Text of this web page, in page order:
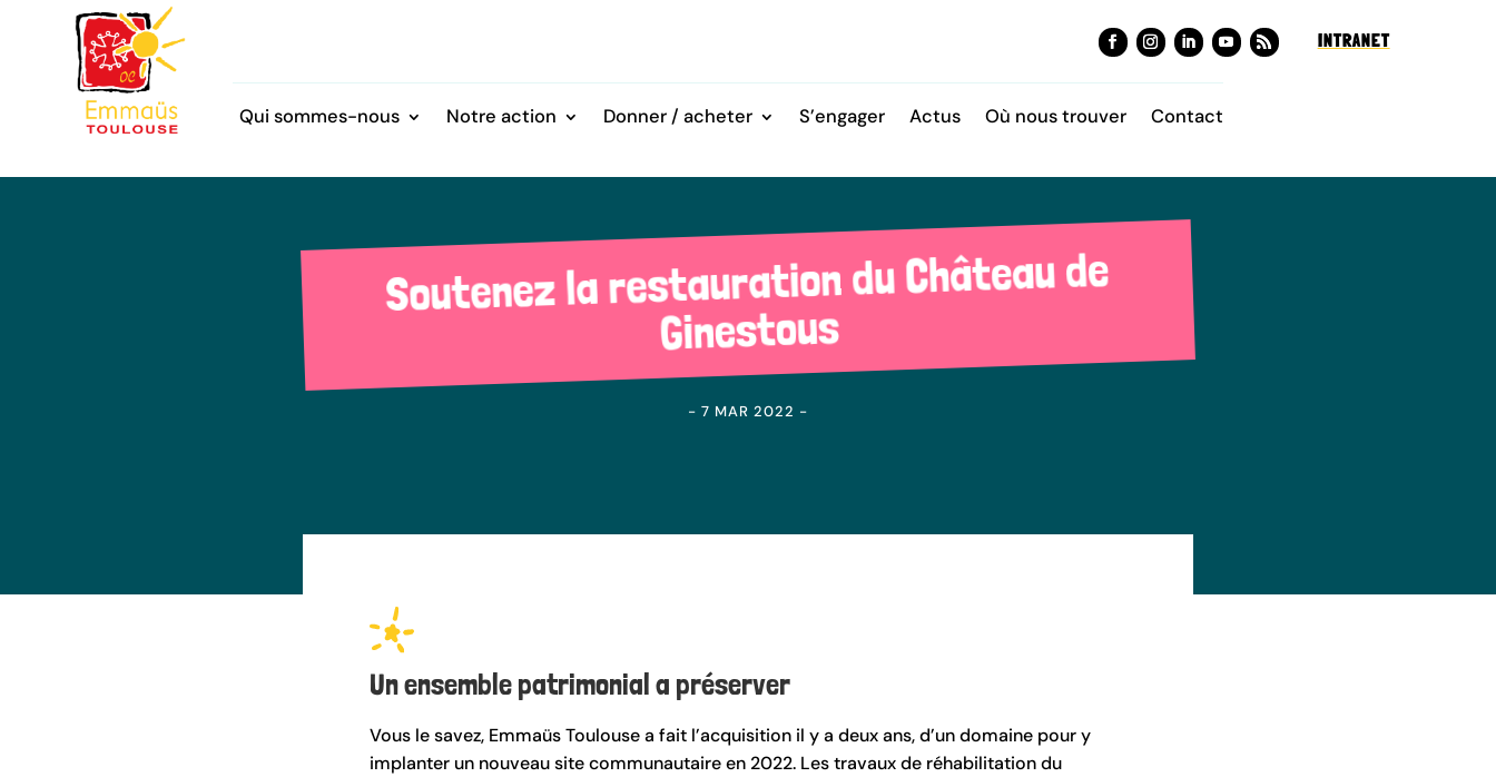
INTRANET
Qui sommes-nous Notre action Donner / acheter S’engager Actus Où nous trouver Contact
Soutenez la restauration du Château de
Ginestous
- 7 MAR 2022 -
Un ensemble patrimonial a préserver
Vous le savez, Emmaüs Toulouse a fait l’acquisition il y a deux ans, d’un domaine pour y
implanter un nouveau site communautaire en 2022. Les travaux de réhabilitation du